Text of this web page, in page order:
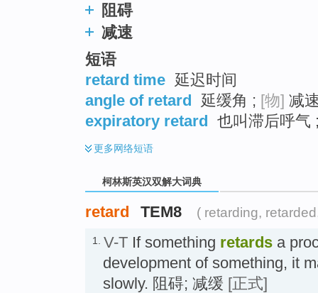
阻碍
减速
短语
retard time 延迟时间
angle of retard 延缓角 ; [物] 减
expiratory retard 也叫滞后呼气
更多网络短语
柯林斯英汉双解大词典
retard TEM8 ( retarding,
1. V-T If something retards a
development of something, it
slowly. 阻碍; 减缓 [正式]